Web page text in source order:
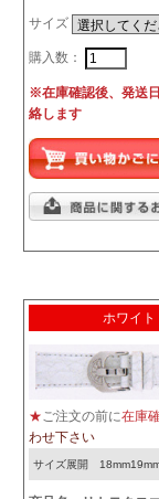
サイズ
購入数：
※在庫確認後、発送
絡します
ホワイト
★ご注文の前に在庫
わせ下さい
サイズ展開